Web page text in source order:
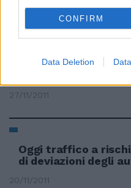
CONFIRM
Data Deletion
27/11/2011
Alemanno: Capitale
27/11/2011
Oggi traffico a
di deviazioni degli
20/11/2011